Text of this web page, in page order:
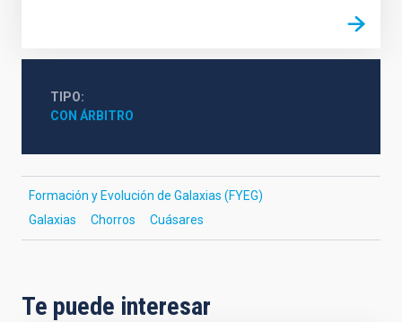
TIPO
CON ÁRBITRO
Formación y Evolución de Galaxias (FYEG)
Galaxias
Chorros Cuásares
Te puede interesar